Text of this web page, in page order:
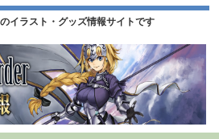
イラスト・グッズ情報サイトです